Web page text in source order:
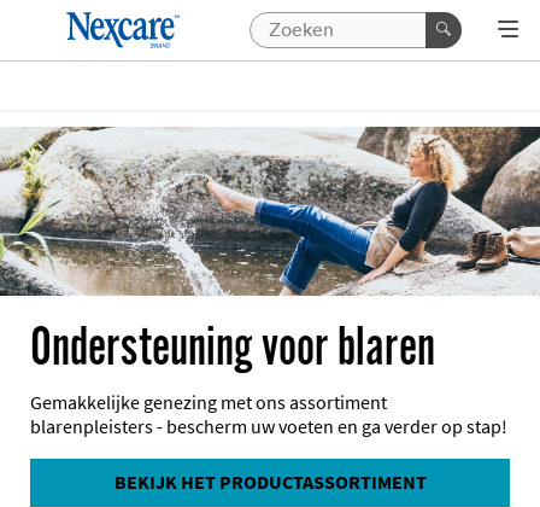
Ondersteuning voor blaren
Gemakkelijke genezing met ons assortiment
blarenpleisters - bescherm uw voeten en ga verder op stap!
BEKIJK HET PRODUCTASSORTIMENT